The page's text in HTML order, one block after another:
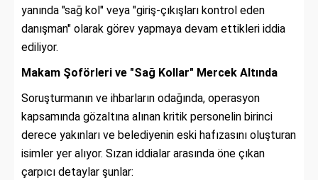
yanında "sağ kol" veya "giriş-çıkışları kontrol eden
danışman" olarak görev yapmaya devam ettikleri iddia
ediliyor.
Makam Şoförleri ve "Sağ Kollar" Mercek Altında
Soruşturmanın ve ihbarların odağında, operasyon
kapsamında gözaltına alınan kritik personelin birinci
derece yakınları ve belediyenin eski hafızasını oluşturan
isimler yer alıyor. Sızan iddialar arasında öne çıkan
çarpıcı detaylar şunlar: